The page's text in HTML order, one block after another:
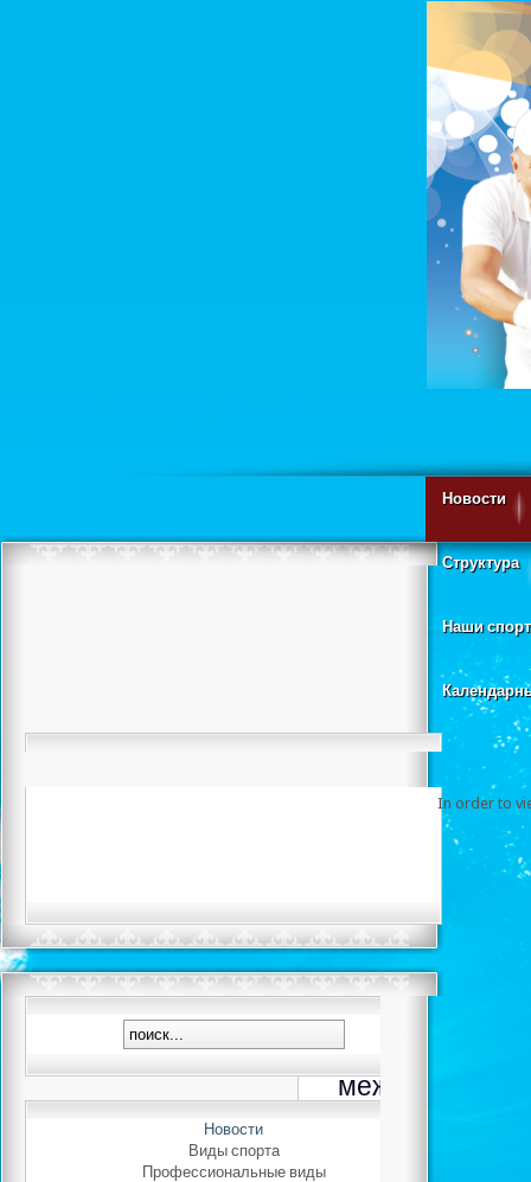
Новости
Структура
Наши
In order to
Новости
Виды спорта
Профессиональные виды